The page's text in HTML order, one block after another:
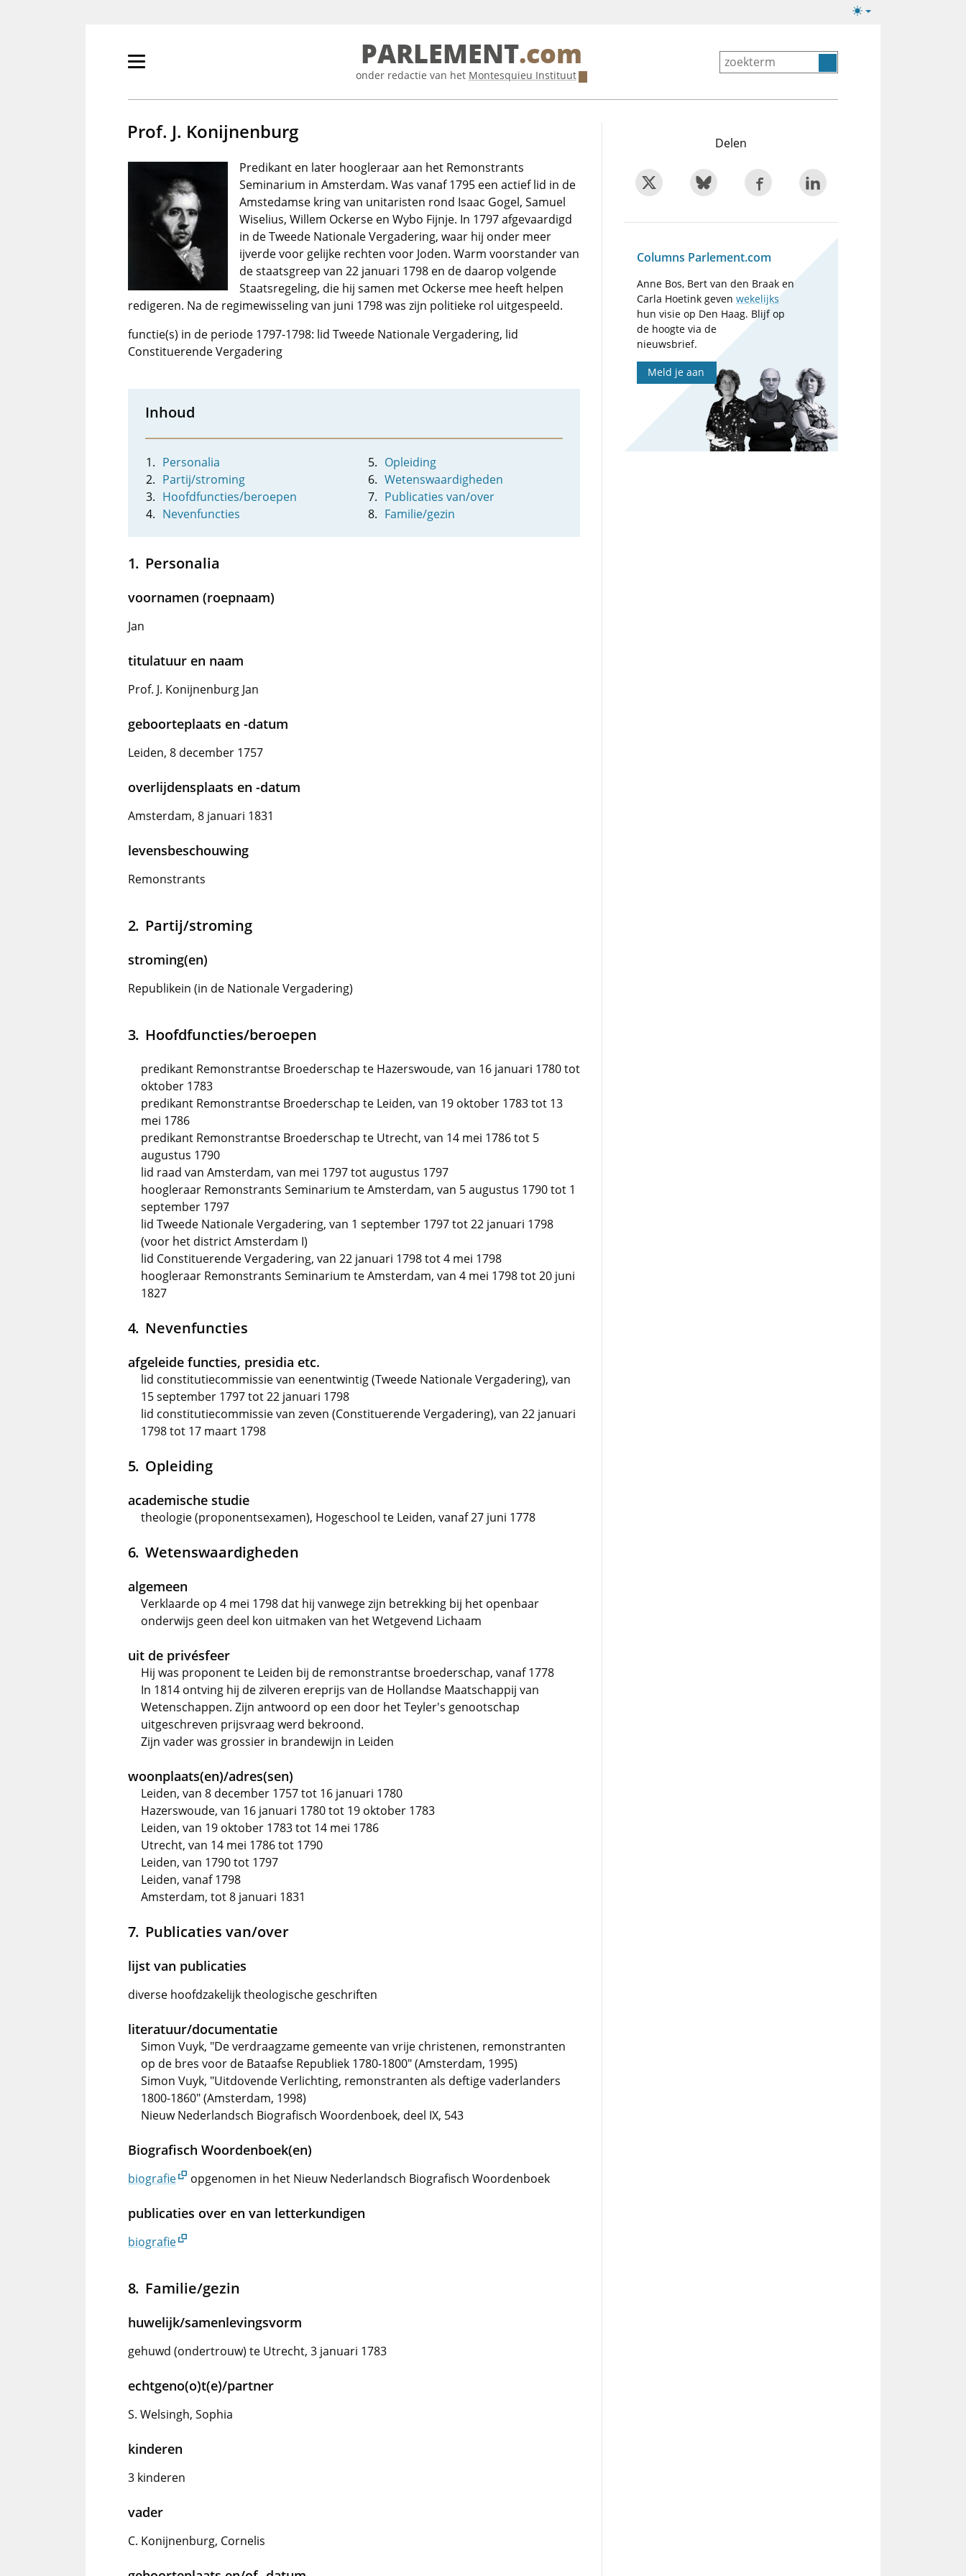
Lichte/donkere
Primair
tonen/verbergen
PARLEMENT.com
onder redactie van het Montesquieu Instituut
Prof. J. Konijnenburg
Predikant en later hoogleraar aan het Remonstrants
Seminarium in Amsterdam. Was vanaf 1795 een actief lid in de
Amstedamse kring van unitaristen rond Isaac Gogel, Samuel
Wiselius, Willem Ockerse en Wybo Fijnje. In 1797 afgevaardigd
in de Tweede Nationale Vergadering, waar hij onder meer
ijverde voor gelijke rechten voor Joden. Warm voorstander van
de staatsgreep van 22 januari 1798 en de daarop volgende
Staatsregeling, die hij samen met Ockerse mee heeft helpen
redigeren. Na de regimewisseling van juni 1798 was zijn politieke rol uitgespeeld.
functie(s) in de periode 1797-1798: lid Tweede Nationale Vergadering, lid
Constituerende Vergadering
Inhoud
Personalia
Partij/stroming
Hoofdfuncties/beroepen
Nevenfuncties
Opleiding
Wetenswaardigheden
Publicaties van/over
Familie/gezin
Personalia
voornamen (roepnaam)
Jan
titulatuur en naam
Prof. J. Konijnenburg Jan
geboorteplaats en -datum
Leiden, 8 december 1757
overlijdensplaats en -datum
Amsterdam, 8 januari 1831
levensbeschouwing
Remonstrants
Partij/stroming
stroming(en)
Republikein (in de Nationale Vergadering)
Hoofdfuncties/beroepen
predikant Remonstrantse Broederschap te Hazerswoude, van 16 januari 1780 tot
oktober 1783
predikant Remonstrantse Broederschap te Leiden, van 19 oktober 1783 tot 13
mei 1786
predikant Remonstrantse Broederschap te Utrecht, van 14 mei 1786 tot 5
augustus 1790
lid raad van Amsterdam, van mei 1797 tot augustus 1797
hoogleraar Remonstrants Seminarium te Amsterdam, van 5 augustus 1790 tot 1
september 1797
lid Tweede Nationale Vergadering, van 1 september 1797 tot 22 januari 1798
(voor het district Amsterdam I)
lid Constituerende Vergadering, van 22 januari 1798 tot 4 mei 1798
hoogleraar Remonstrants Seminarium te Amsterdam, van 4 mei 1798 tot 20 juni
1827
Nevenfuncties
afgeleide functies, presidia etc.
lid constitutiecommissie van eenentwintig (Tweede Nationale Vergadering), van
15 september 1797 tot 22 januari 1798
lid constitutiecommissie van zeven (Constituerende Vergadering), van 22 januari
1798 tot 17 maart 1798
Opleiding
academische studie
theologie (proponentsexamen), Hogeschool te Leiden, vanaf 27 juni 1778
Wetenswaardigheden
algemeen
Verklaarde op 4 mei 1798 dat hij vanwege zijn betrekking bij het openbaar
onderwijs geen deel kon uitmaken van het Wetgevend Lichaam
uit de privésfeer
Hij was proponent te Leiden bij de remonstrantse broederschap, vanaf 1778
In 1814 ontving hij de zilveren ereprijs van de Hollandse Maatschappij van
Wetenschappen. Zijn antwoord op een door het Teyler's genootschap
uitgeschreven prijsvraag werd bekroond.
Zijn vader was grossier in brandewijn in Leiden
woonplaats(en)/adres(sen)
Leiden, van 8 december 1757 tot 16 januari 1780
Hazerswoude, van 16 januari 1780 tot 19 oktober 1783
Leiden, van 19 oktober 1783 tot 14 mei 1786
Utrecht, van 14 mei 1786 tot 1790
Leiden, van 1790 tot 1797
Leiden, vanaf 1798
Amsterdam, tot 8 januari 1831
Publicaties van/over
lijst van publicaties
diverse hoofdzakelijk theologische geschriften
literatuur/documentatie
Simon Vuyk, "De verdraagzame gemeente van vrije christenen, remonstranten
op de bres voor de Bataafse Republiek 1780-1800" (Amsterdam, 1995)
Simon Vuyk, "Uitdovende Verlichting, remonstranten als deftige vaderlanders
1800-1860" (Amsterdam, 1998)
Nieuw Nederlandsch Biografisch Woordenboek, deel IX, 543
Biografisch Woordenboek(en)
biografie opgenomen in het Nieuw Nederlandsch Biografisch Woordenboek
publicaties over en van letterkundigen
biografie
Familie/gezin
huwelijk/samenlevingsvorm
gehuwd (ondertrouw) te Utrecht, 3 januari 1783
echtgeno(o)t(e)/partner
S. Welsingh, Sophia
kinderen
3 kinderen
vader
C. Konijnenburg, Cornelis
Delen
Columns Parlement.com
Anne Bos, Bert van den Braak en
Carla Hoetink gevenwekelijks
hun visie op Den Haag. Blijf op
de hoogte via de
nieuwsbrief.
Meld je aan